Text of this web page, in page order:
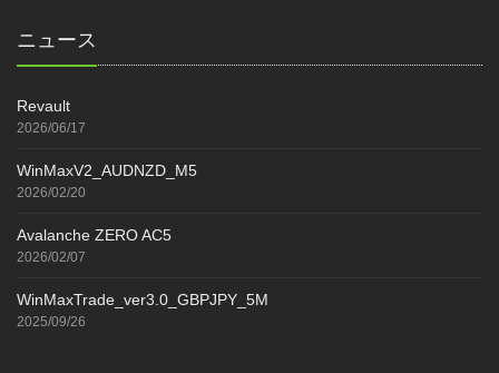
ニュース
Revault
2026/06/17
WinMaxV2_AUDNZD_M5
2026/02/20
Avalanche ZERO AC5
2026/02/07
WinMaxTrade_ver3.0_GBPJPY_5M
2025/09/26